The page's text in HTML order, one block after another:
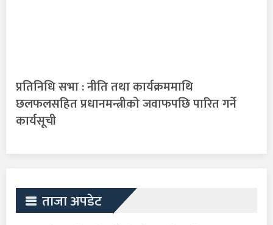
प्रतिनिधि सभा : नीति तथा कार्यक्रममाथि
छलफलसहित प्रधानमन्त्रीको जवाफपछि पारित गर्ने
कार्यसूची
ताजा अपडेट